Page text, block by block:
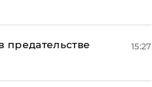
предательстве
15:27